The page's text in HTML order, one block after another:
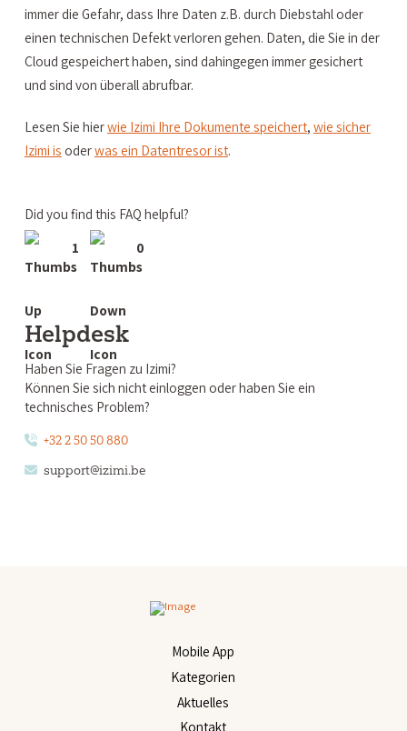
immer die Gefahr, dass Ihre Daten z.B. durch Diebstahl oder
einen technischen Defekt verloren gehen. Daten, die Sie in der
Cloud gespeichert haben, sind dahingegen immer gesichert
und sind von überall abrufbar.
Lesen Sie hierwie Izimi Ihre Dokumente speichert, wie sicher
Izimi is oderwas ein Datentresor ist.
Did you find this FAQ helpful?
1
0
Helpdesk
Haben Sie Fragen zu Izimi?
Können Sie sich nicht einloggen oder haben Sie ein
technisches Problem?
+32 2 50 50 880
support@izimi.be
Mobile App
Kategorien
Aktuelles
Kontakt